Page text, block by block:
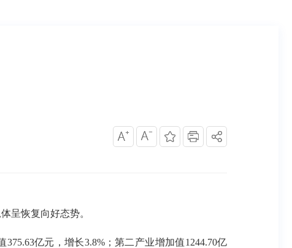
呈恢复向好态势。
亿元，增长3.8%；第二产业增加值1244.70亿